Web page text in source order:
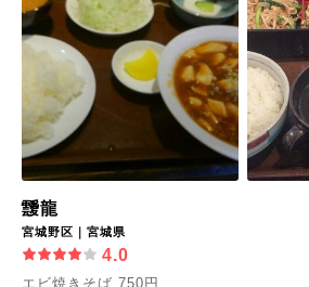
靉龍
宮城野区｜宮城県
4.0
エビ焼きそば 750円